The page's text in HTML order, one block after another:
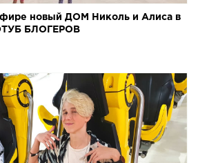
новый ДОМ Николь и Алиса в
БЛОГЕРОВ